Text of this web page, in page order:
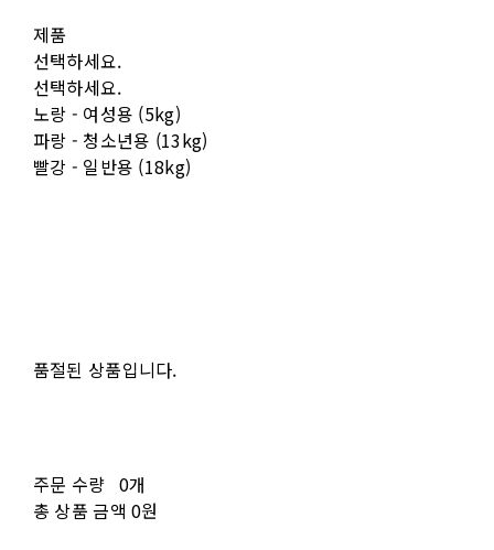
제품
선택하세요.
선택하세요.
노랑 - 여성용 (5kg)
파랑 - 청소년용 (13kg)
빨강 - 일반용 (18kg)
품절된 상품입니다.
주문 수량 0개
총 상품 금액 0원